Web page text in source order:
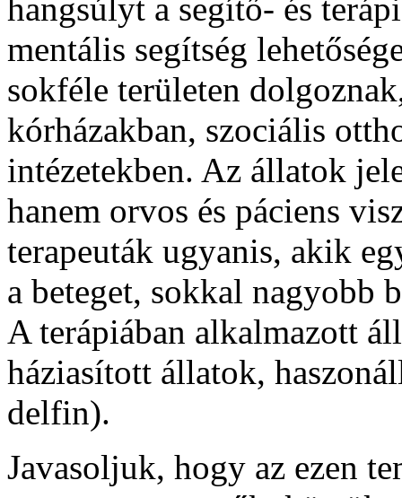
hangsúlyt a segítő- és
mentális segítség
sokféle területen
kórházakban, szociális
intézetekben. Az állatok
hanem orvos és páciens
terapeuták ugyanis, akik
a beteget, sokkal nagyobb
A terápiában alkalmazott
háziasított állatok,
delfin).
Javasoljuk, hogy az ezen